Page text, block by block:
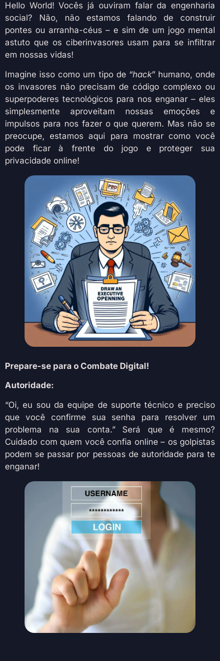
Hello World! Vocês já ouviram falar da engenharia
social? Não, não estamos falando de construir
pontes ou arranha-céus – e sim de um jogo mental
astuto que os ciberinvasores usam para se infiltrar
em nossas vidas!
Imagine isso como um tipo de “hack” humano, onde
os invasores não precisam de código complexo ou
superpoderes tecnológicos para nos enganar – eles
simplesmente aproveitam nossas emoções e
impulsos para nos fazer o que querem. Mas não se
preocupe, estamos aqui para mostrar como você
pode ficar à frente do jogo e proteger sua
privacidade online!
Prepare-se para o Combate Digital!
Autoridade:
“Oi, eu sou da equipe de suporte técnico e preciso
que você confirme sua senha para resolver um
problema na sua conta.” Será que é mesmo?
Cuidado com quem você confia online – os golpistas
podem se passar por pessoas de autoridade para te
enganar!